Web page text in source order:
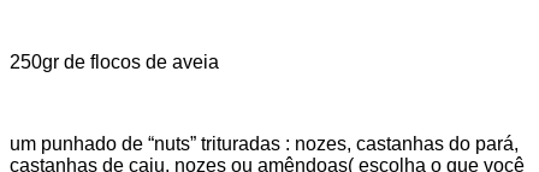
250gr de flocos de aveia
um punhado de “nuts” trituradas : nozes, castanhas do pará,
castanhas de caju, nozes ou amêndoas( escolha o que você